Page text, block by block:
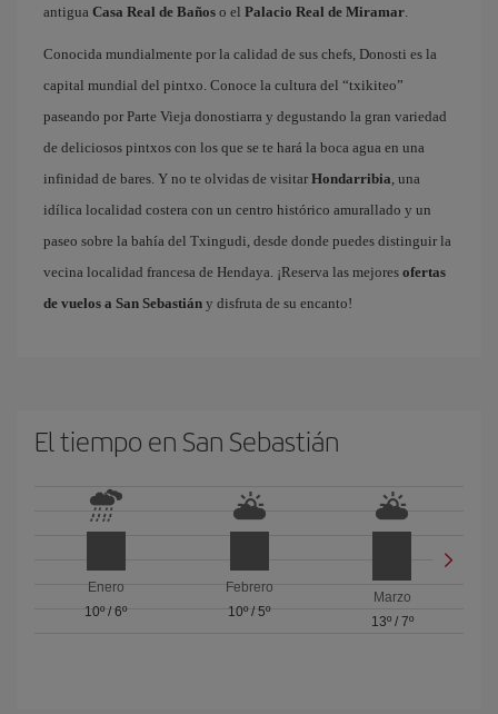
antigua Casa Real de Baños o el Palacio Real de Miramar.
Conocida mundialmente por la calidad de sus chefs, Donosti es la
capital mundial del pintxo. Conoce la cultura del “txikiteo”
paseando por Parte Vieja donostiarra y degustando la gran variedad
de deliciosos pintxos con los que se te hará la boca agua en una
infinidad de bares. Y no te olvidas de visitar Hondarribia, una
idílica localidad costera con un centro histórico amurallado y un
paseo sobre la bahía del Txingudi, desde donde puedes distinguir la
vecina localidad francesa de Hendaya. ¡Reserva las mejores ofertas
de vuelos a San Sebastián y disfruta de su encanto!
El tiempo en San Sebastián
Enero
10º/6º
Febrero
10º/ 5º
Marzo
13º/ 7º